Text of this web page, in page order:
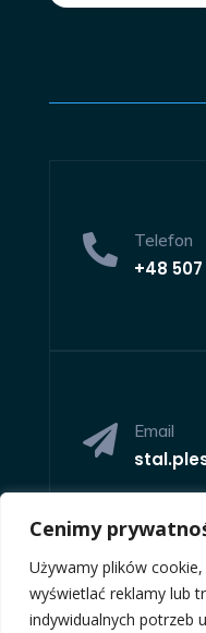
Cenimy
Używamy plików
wyświetlać reklamy lub
indywidualnych potrzeb
 Telefon
+48
 Email
Adres